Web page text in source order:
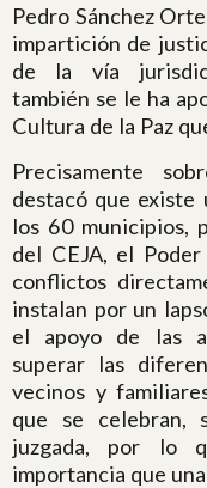
Pedro Sánchez
impartición de
de la vía
también se le ha
Cultura de la Paz
Precisamente
destacó que existe
los 60 municipios,
del CEJA, el
conflictos
instalan por un
el apoyo de las
superar las
vecinos y
que se celebran,
juzgada, por lo
importancia que